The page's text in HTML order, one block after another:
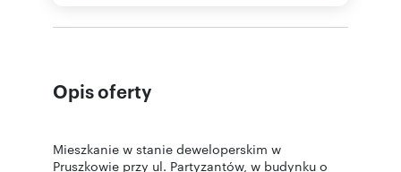
Opis oferty
Mieszkanie w stanie deweloperskim w
Pruszkowie przy ul. Partyzantów, w budynku o